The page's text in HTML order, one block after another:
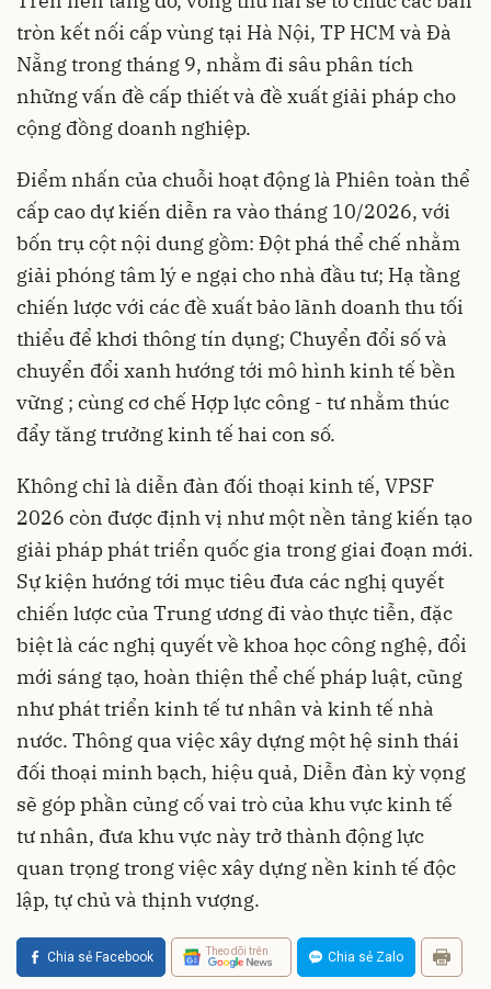
tròn kết nối cấp vùng tại Hà Nội, TP HCM và Đà
Nẵng trong tháng 9, nhằm đi sâu phân tích
những vấn đề cấp thiết và đề xuất giải pháp cho
cộng đồng doanh nghiệp.
Điểm nhấn của chuỗi hoạt động là Phiên toàn thể
cấp cao dự kiến diễn ra vào tháng 10/2026, với
bốn trụ cột nội dung gồm: Đột phá thể chế nhằm
giải phóng tâm lý e ngại cho nhà đầu tư; Hạ tầng
chiến lược với các đề xuất bảo lãnh doanh thu tối
thiểu để khơi thông tín dụng; Chuyển đổi số và
chuyển đổi xanh hướng tới mô hình kinh tế bền
vững ; cùng cơ chế Hợp lực công - tư nhằm thúc
đẩy tăng trưởng kinh tế hai con số.
Không chỉ là diễn đàn đối thoại kinh tế, VPSF
2026 còn được định vị như một nền tảng kiến tạo
giải pháp phát triển quốc gia trong giai đoạn mới.
Sự kiện hướng tới mục tiêu đưa các nghị quyết
chiến lược của Trung ương đi vào thực tiễn, đặc
biệt là các nghị quyết về khoa học công nghệ, đổi
mới sáng tạo, hoàn thiện thể chế pháp luật, cũng
như phát triển kinh tế tư nhân và kinh tế nhà
nước. Thông qua việc xây dựng một hệ sinh thái
đối thoại minh bạch, hiệu quả, Diễn đàn kỳ vọng
sẽ góp phần củng cố vai trò của khu vực kinh tế
tư nhân, đưa khu vực này trở thành động lực
quan trọng trong việc xây dựng nền kinh tế độc
lập, tự chủ và thịnh vượng.
Chia sẻ Facebook Theo dõi trên Chia sẻ Zalo